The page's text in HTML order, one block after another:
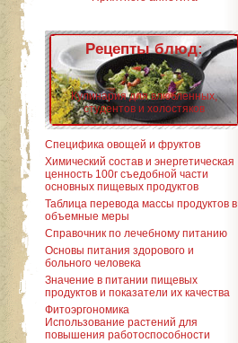
Рецепты блюд:
Кулинария для влюбленных,
студентов и холостяков
Специфика овощей и фруктов
Химический состав и энергетическая
ценность 100г съедобной части
основных пищевых продуктов
Таблица перевода массы продуктов в
объемные меры
Справочник по лечебному питанию
Основы питания здорового и
больного человека
Значение в питании пищевых
продуктов и показатели их качества
Фитоэргономика
Использование растений для
повышения работоспособности